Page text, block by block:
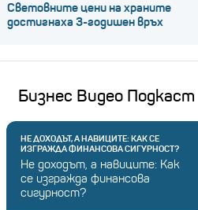
Световните цени на храните
достигнаха 3-годишен връх
Бизнес Видео Подкаст
НЕ ДОХОДЪТ, А НАВИЦИТЕ: КАК СЕ
ИЗГРАЖДА ФИНАНСОВА СИГУРНОСТ?
Не доходът, а навиците: Как
се изгражда финансова
сигурност?